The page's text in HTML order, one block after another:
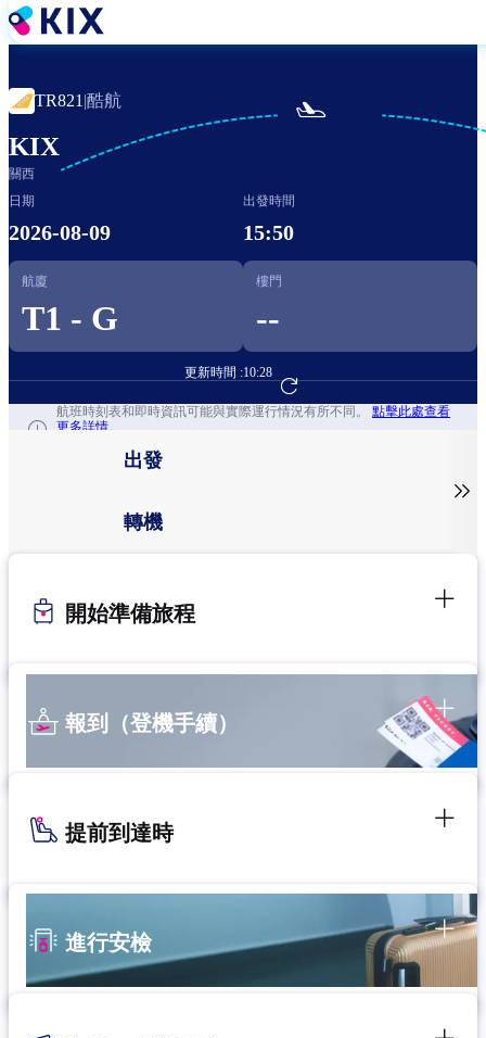
移
至
內
容
TR821 |酷航
KIX
關西

日期
2026-08-09
出發時間
15:50
航廈
T1 - G
樓門
--
更新時間 :10:28
前往航班預訂
航班時刻表和即時資訊可能與實際運行情況有所不同。 點擊此處查看
更多詳情。
出發
轉機

開始準備旅程
報到（登機手續）
提前到達時
進行安檢